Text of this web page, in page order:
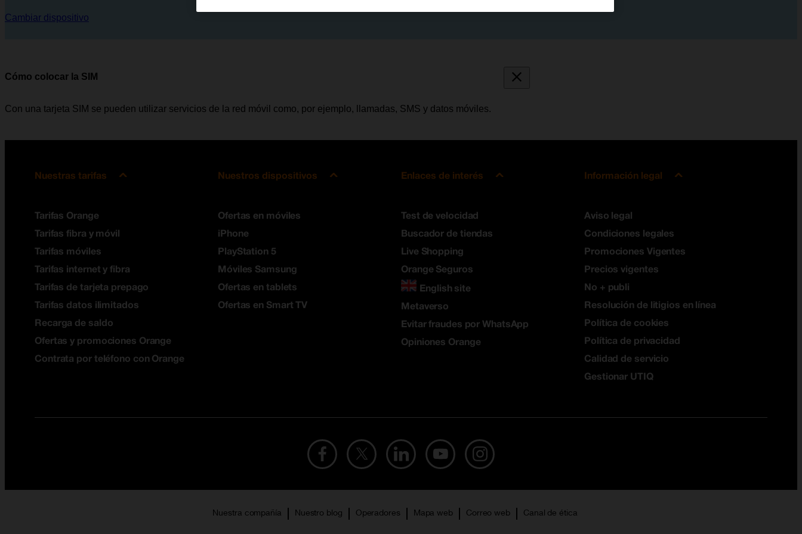
Cambiar dispositivo
Cómo colocar la SIM
Con una tarjeta SIM se pueden utilizar servicios de la red móvil como, por ejemplo, llamadas, SMS y datos móviles.
Nuestras tarifas
Tarifas Orange
Tarifas fibra y móvil
Tarifas móviles
Tarifas internet y fibra
Tarifas de tarjeta prepago
Tarifas datos ilimitados
Recarga de saldo
Ofertas y promociones Orange
Contrata por teléfono con Orange
Nuestros dispositivos
Ofertas en móviles
iPhone
PlayStation 5
Móviles Samsung
Ofertas en tablets
Ofertas en Smart TV
Enlaces de interés
Test de velocidad
Buscador de tiendas
Live Shopping
Orange Seguros
English site
Metaverso
Evitar fraudes por WhatsApp
Opiniones Orange
Información legal
Aviso legal
Condiciones legales
Promociones Vigentes
Precios vigentes
No + publi
Resolución de litigios en línea
Política de cookies
Política de privacidad
Calidad de servicio
Gestionar UTIQ
Nuestra compañía Nuestro blog Operadores Mapa web Correo web Canal de ética